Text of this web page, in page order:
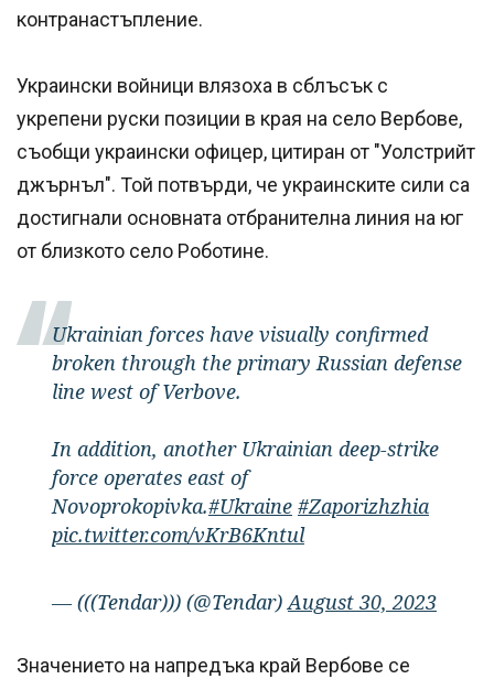
контранастъпление.
Украински войници влязоха в сблъсък с
укрепени руски позиции в края на село Вербове,
съобщи украински офицер, цитиран от "Уолстрийт
джърнъл". Той потвърди, че украинските сили са
достигнали основната отбранителна линия на юг
от близкото село Роботине.
Ukrainian forces have visually confirmed
broken through the primary Russian defense
line west of Verbove.
In addition, another Ukrainian deep-strike
force operates east of
Novoprokopivka.#Ukraine #Zaporizhzhia
pic.twitter.com/vKrB6Kntul
— (((Tendar))) (@Tendar)August 30, 2023
Значението на напредъка край Вербове се